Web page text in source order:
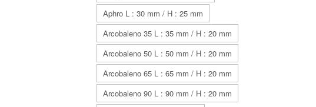
Aphro L : 30 mm / H : 25 mm
Arcobaleno 35 L : 35 mm / H : 20 mm
Arcobaleno 50 L : 50 mm / H : 20 mm
Arcobaleno 65 L : 65 mm / H : 20 mm
Arcobaleno 90 L : 90 mm / H : 20 mm